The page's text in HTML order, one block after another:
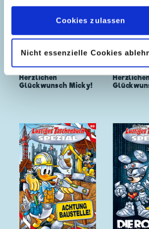
Datenschutzerklärungwieder
Cookies zulassen
Nicht essenzielle Cookies
Herzlichen
Glückwunsch Micky!